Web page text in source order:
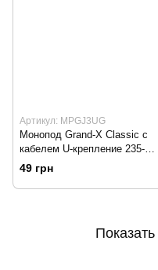
Артикул: MPGJ3UG
Монопод Grand-X Classic c
кабелем U-крепление 235-
1005мм Green
49 грн